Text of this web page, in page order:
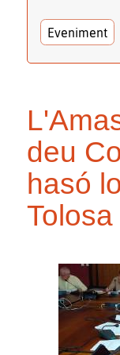
Eveniment
deu
hasó
Tolosa